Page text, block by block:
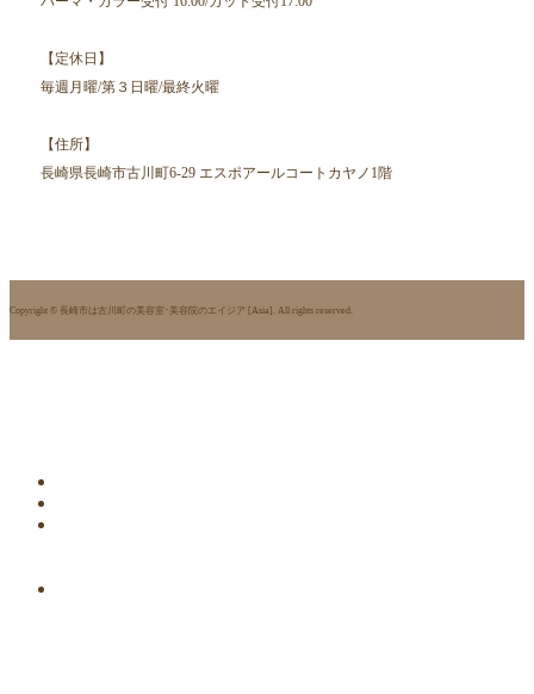
【定休日】
毎週月曜/第３日曜/最終火曜
【住所】
長崎県長崎市古川町6-29 エスポアールコートカヤノ1階
Copyright © 長崎市は古川町の美容室･美容院のエイジア [Asia]. All rights reserved.